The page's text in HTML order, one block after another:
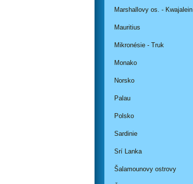
Marshallovy os. - Kwajalein
Mauritius
Mikronésie - Truk
Monako
Norsko
Palau
Polsko
Sardinie
Srí Lanka
Šalamounovy ostrovy